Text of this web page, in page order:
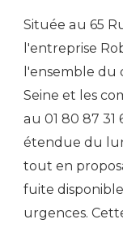
Située au 65
l'entreprise
l'ensemble
Seine et les
au 01 80 87
étendue du
tout en
fuite
urgences.